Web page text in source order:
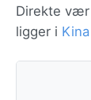
Direkte vær
ligger i Kina